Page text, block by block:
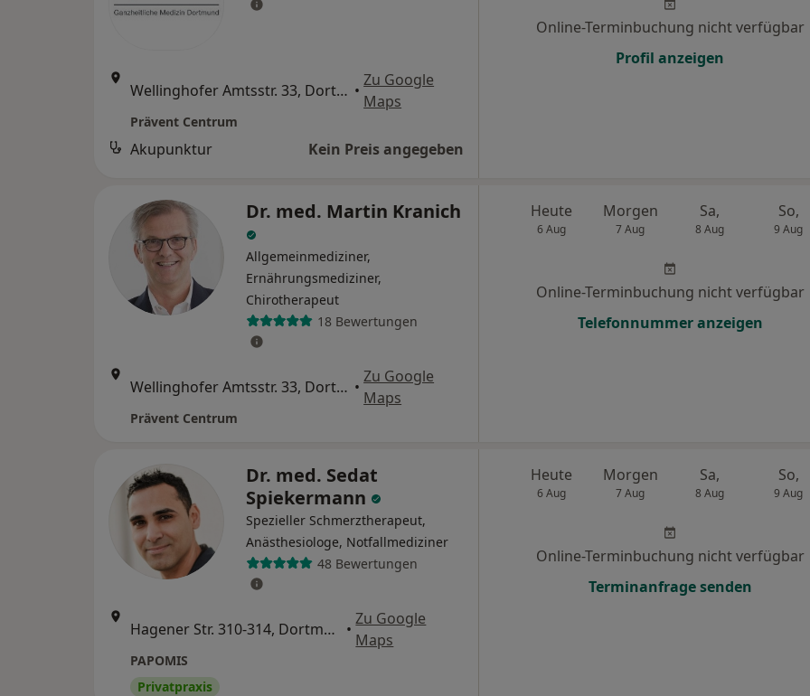
Wellinghofer Amtsstr. 33, Dortmund •
Zu Google
Maps
Prävent Centrum
Akupunktur Kein Preis angegeben
Online-Terminbuchung nicht verfügbar
Profil anzeigen
Dr. med. Martin Kranich
Allgemeinmediziner,
Ernährungsmediziner,
Chirotherapeut
18 Bewertungen
Wellinghofer Amtsstr. 33, Dortmund •
Zu Google
Maps
Prävent Centrum
Heute
6 Aug
Morgen
7 Aug
Sa,
8 Aug
So,
9 Aug
Online-Terminbuchung nicht verfügbar
Telefonnummer anzeigen
Dr. med. Sedat
Spiekermann
Spezieller Schmerztherapeut,
Anästhesiologe, Notfallmediziner
48 Bewertungen
Hagener Str. 310-314, Dortmund •
Zu Google
Maps
PAPOMIS
Privatpraxis
Heute
6 Aug
Morgen
7 Aug
Sa,
8 Aug
So,
9 Aug
Online-Terminbuchung nicht verfügbar
Terminanfrage senden